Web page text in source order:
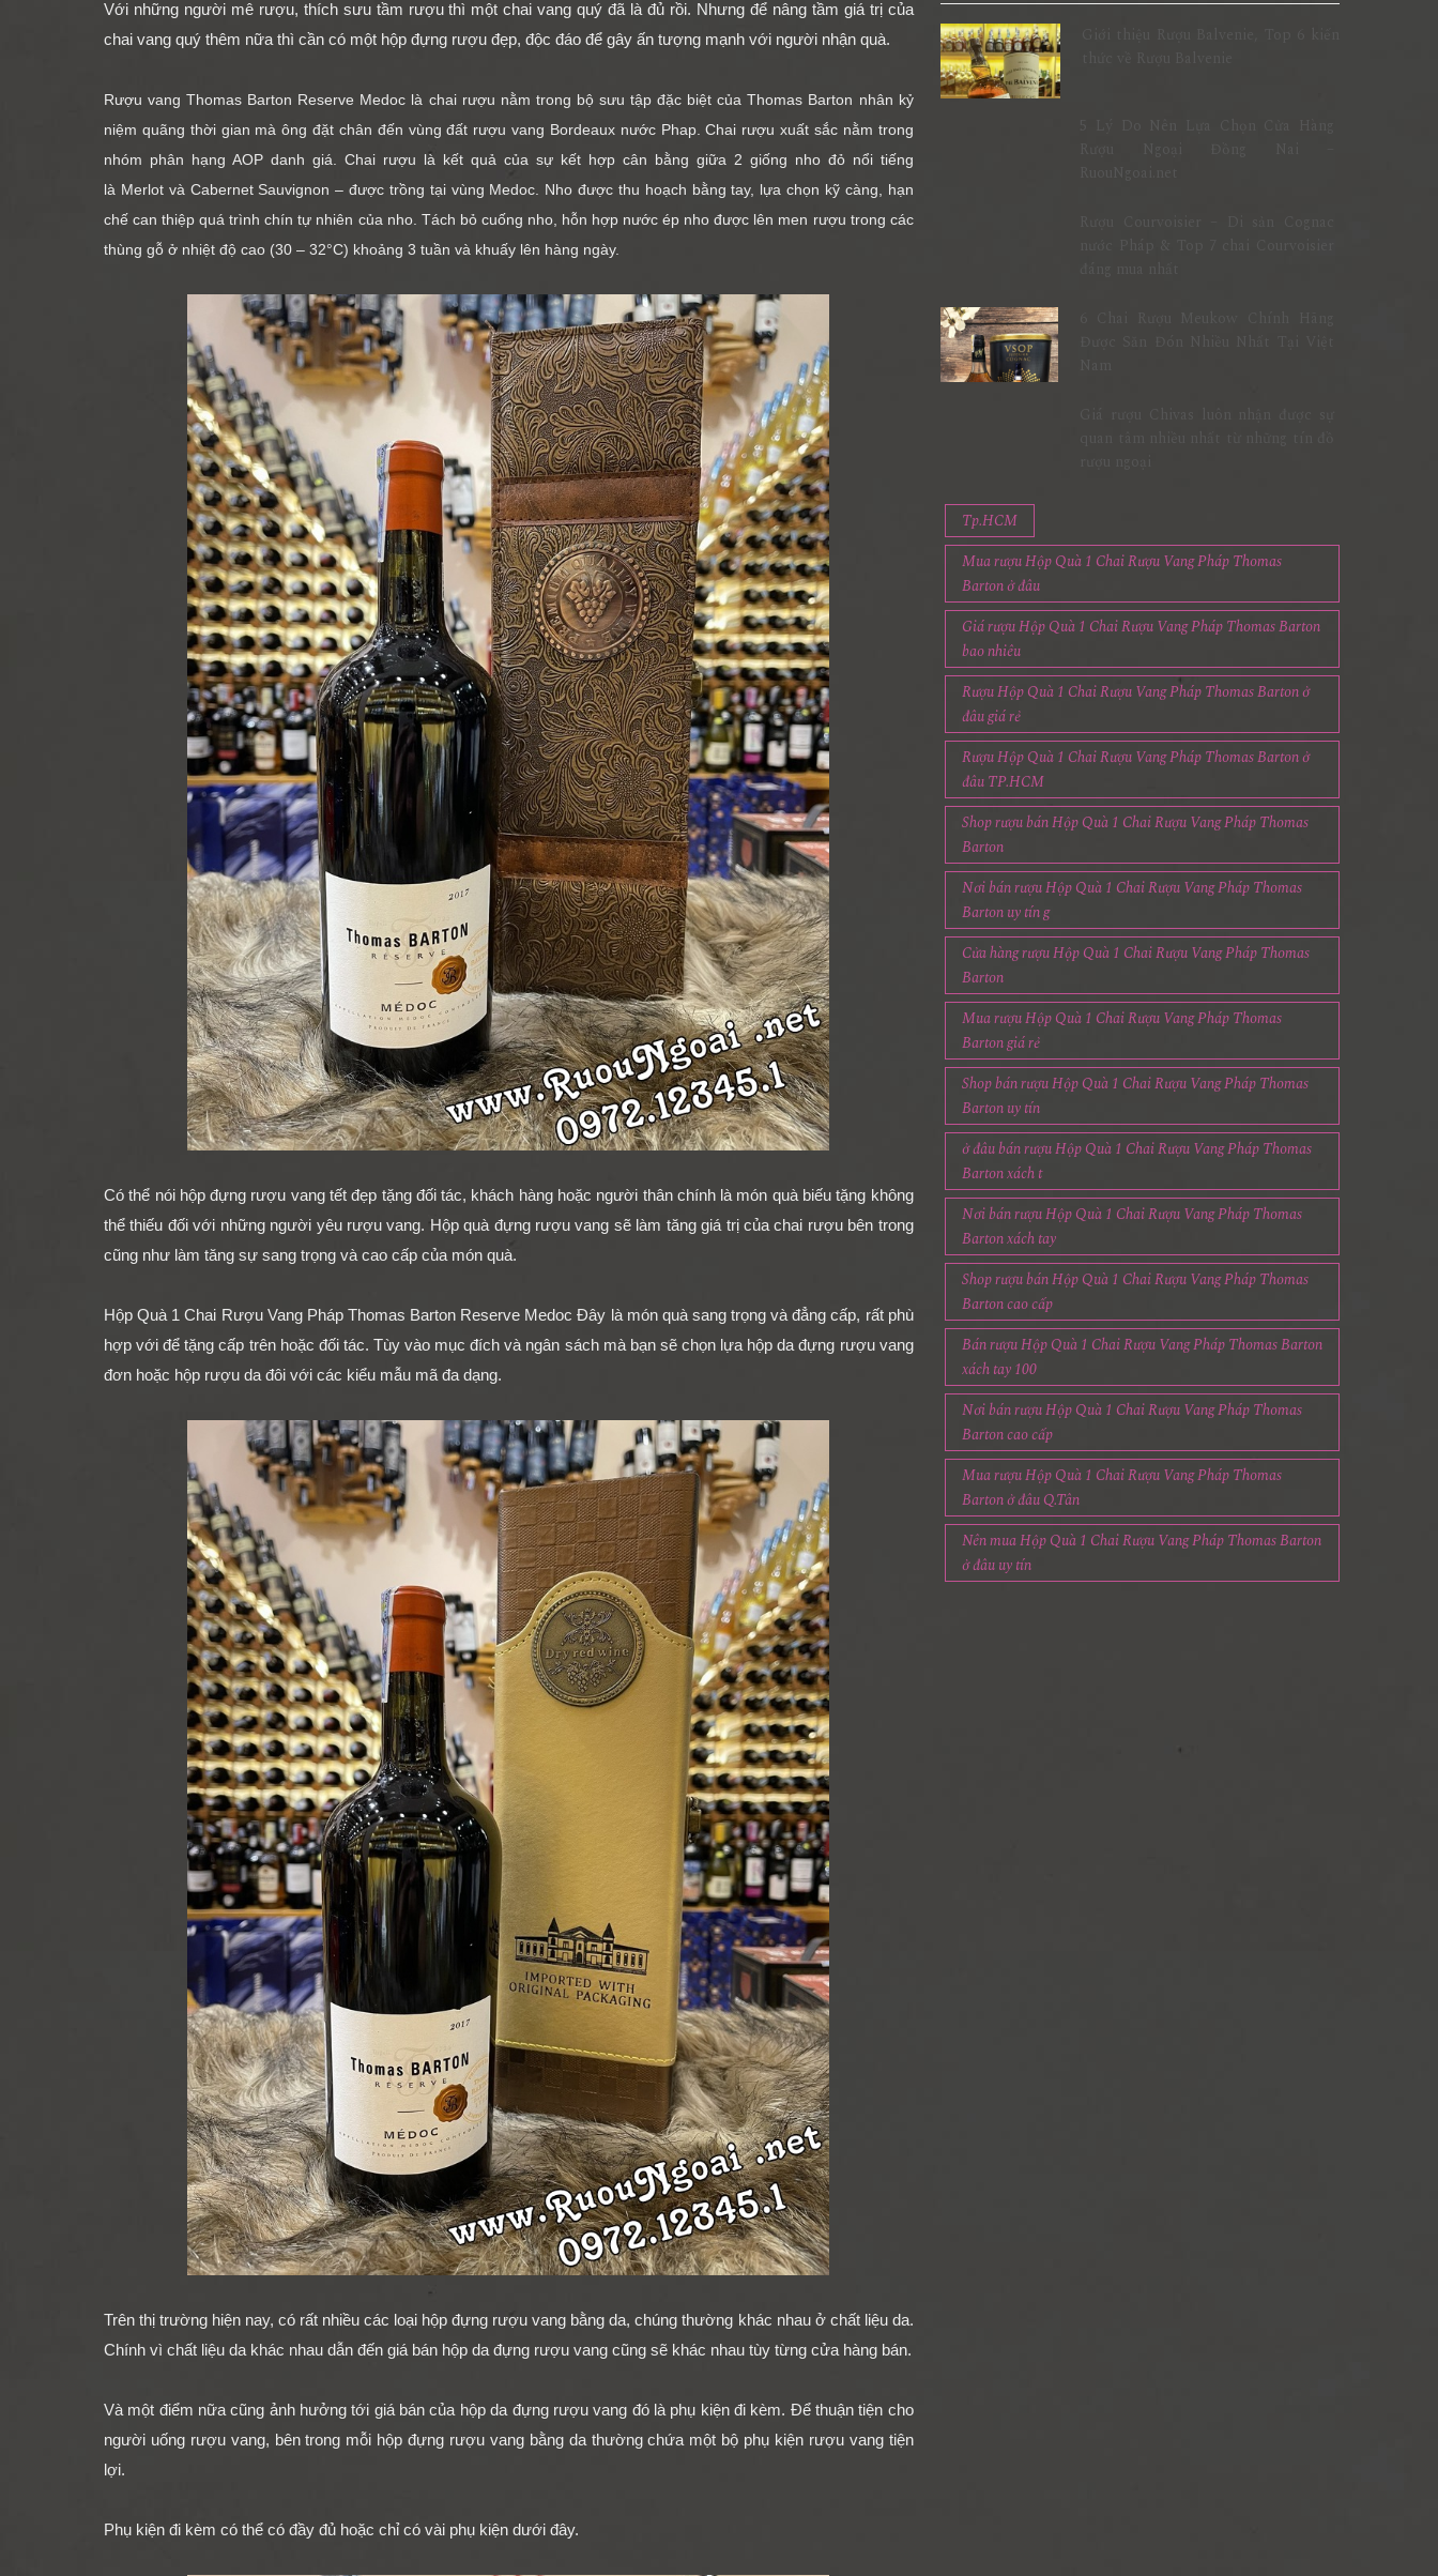
Với những người mê rượu, thích sưu tầm rượu thì một chai vang quý đã là đủ rồi. Nhưng để nâng tầm giá trị của
chai vang quý thêm nữa thì cần có một hộp đựng rượu đẹp, độc đáo để gây ấn tượng mạnh với người nhận quà.
Rượu vang Thomas Barton Reserve Medoc là chai rượu nằm trong bộ sưu tập đặc biệt của Thomas Barton nhân kỷ
niệm quãng thời gian mà ông đặt chân đến vùng đất rượu vang Bordeaux nước Phap. Chai rượu xuất sắc nằm trong
nhóm phân hạng AOP danh giá. Chai rượu là kết quả của sự kết hợp cân bằng giữa 2 giống nho đỏ nổi tiếng
là Merlot và Cabernet Sauvignon – được trồng tại vùng Medoc. Nho được thu hoạch bằng tay, lựa chọn kỹ càng, hạn
chế can thiệp quá trình chín tự nhiên của nho. Tách bỏ cuống nho, hỗn hợp nước ép nho được lên men rượu trong các
thùng gỗ ở nhiệt độ cao (30 – 32°C) khoảng 3 tuần và khuấy lên hàng ngày.
Có thể nói hộp đựng rượu vang tết đẹp tặng đối tác, khách hàng hoặc người thân chính là món quà biếu tặng không
thể thiếu đối với những người yêu rượu vang. Hộp quà đựng rượu vang sẽ làm tăng giá trị của chai rượu bên trong
cũng như làm tăng sự sang trọng và cao cấp của món quà.
Hộp Quà 1 Chai Rượu Vang Pháp Thomas Barton Reserve MedocĐây là món quà sang trọng và đẳng cấp, rất phù
hợp với để tặng cấp trên hoặc đối tác. Tùy vào mục đích và ngân sách mà bạn sẽ chọn lựa hộp da đựng rượu vang
đơn hoặc hộp rượu da đôi với các kiểu mẫu mã đa dạng.
Trên thị trường hiện nay, có rất nhiều các loại hộp đựng rượu vang bằng da, chúng thường khác nhau ở chất liệu da.
Chính vì chất liệu da khác nhau dẫn đến giá bán hộp da đựng rượu vang cũng sẽ khác nhau tùy từng cửa hàng bán.
Và một điểm nữa cũng ảnh hưởng tới giá bán của hộp da đựng rượu vang đó là phụ kiện đi kèm. Để thuận tiện cho
người uống rượu vang, bên trong mỗi hộp đựng rượu vang bằng da thường chứa một bộ phụ kiện rượu vangtiện
lợi.
Phụ kiện đi kèm có thể có đầy đủ hoặc chỉ có vài phụ kiện dưới đây.
Tp.HCM
Mua rượu Hộp Quà 1 Chai Rượu Vang Pháp Thomas
Barton ở đâu
Giá rượu Hộp Quà 1 Chai Rượu Vang Pháp Thomas Barton
bao nhiêu
Rượu Hộp Quà 1 Chai Rượu Vang Pháp Thomas Barton ở
đâu giá rẻ
Rượu Hộp Quà 1 Chai Rượu Vang Pháp Thomas Barton ở
đâu TP.HCM
Shop rượu bán Hộp Quà 1 Chai Rượu Vang Pháp Thomas
Barton
Nơi bán rượu Hộp Quà 1 Chai Rượu Vang Pháp Thomas
Barton uy tín g
Cửa hàng rượu Hộp Quà 1 Chai Rượu Vang Pháp Thomas
Barton
Mua rượu Hộp Quà 1 Chai Rượu Vang Pháp Thomas
Barton giá rẻ
Shop bán rượu Hộp Quà 1 Chai Rượu Vang Pháp Thomas
Barton uy tín
ở đâu bán rượu Hộp Quà 1 Chai Rượu Vang Pháp Thomas
Barton xách t
Nơi bán rượu Hộp Quà 1 Chai Rượu Vang Pháp Thomas
Barton xách tay
Shop rượu bán Hộp Quà 1 Chai Rượu Vang Pháp Thomas
Barton cao cấp
Bán rượu Hộp Quà 1 Chai Rượu Vang Pháp Thomas Barton
xách tay 100
Nơi bán rượu Hộp Quà 1 Chai Rượu Vang Pháp Thomas
Barton cao cấp
Mua rượu Hộp Quà 1 Chai Rượu Vang Pháp Thomas
Barton ở đâu Q.Tân
Nên mua Hộp Quà 1 Chai Rượu Vang Pháp Thomas Barton
ở đâu uy tín